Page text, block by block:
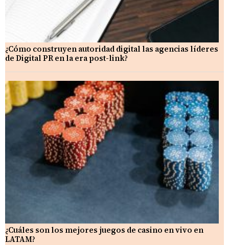
¿Cómo construyen autoridad digital las agencias líderes
de Digital PR en la era post-link?
¿Cuáles son los mejores juegos de casino en vivo en
LATAM?